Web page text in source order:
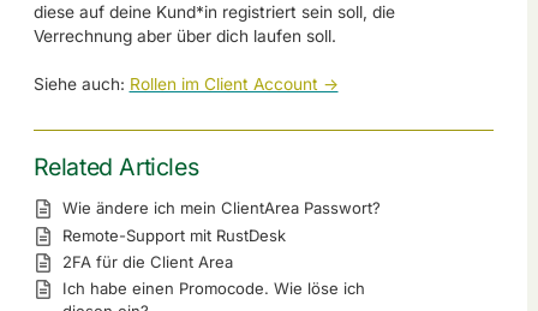
diese auf deine Kund*in registriert sein soll, die
Verrechnung aber über dich laufen soll.
Siehe auch: Rollen im Client Account ->
Related Articles
Wie ändere ich mein ClientArea Passwort?
Remote-Support mit RustDesk
2FA für die Client Area
Ich habe einen Promocode. Wie löse ich